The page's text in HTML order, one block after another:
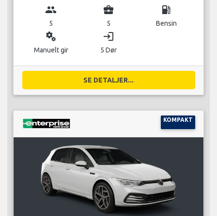
group
5
business_center
5
local_gas_station
Bensin
miscellaneous_services
Manuelt gir
login
5 Dør
SE DETALJER...
KOMPAKT